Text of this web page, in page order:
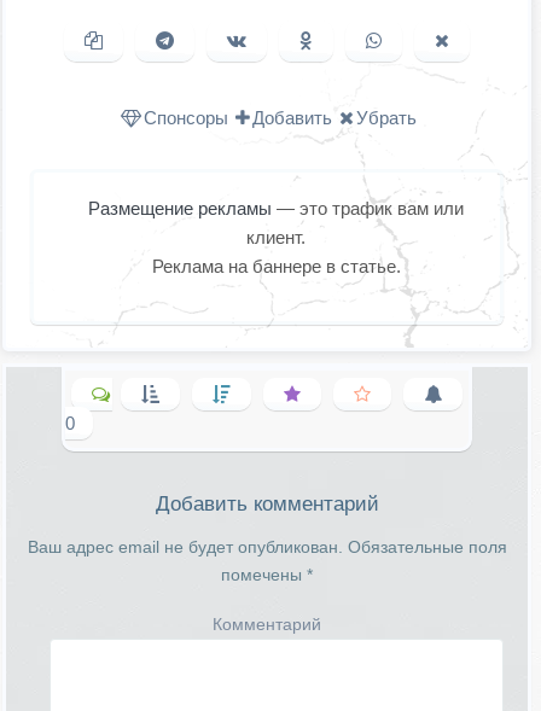
Копировать ссылкуПоделиться в Telegram
Поделиться ВКонтакте
Поделиться в
Одноклассниках
Поделиться в
WhatsAppв X
Спонсоры Добавить Убрать
Размещение рекламы — это трафик вам или
клиент.
Реклама на баннере в статье.
0
Добавить комментарий
Ваш адрес email не будет опубликован. Обязательные поля
помечены *
Комментарий